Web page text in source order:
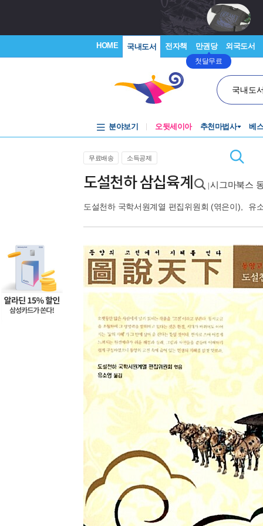
HOME 국내도서 전자책 만권당
첫달무료
외국도서
국내도
분야보기 오뒷세이아 추천마법사 베
무료배송 소득공제
도설천하 삼십육계 |시그마북스
도설천하 국학서원계열 편집위원회 (엮은이), 유